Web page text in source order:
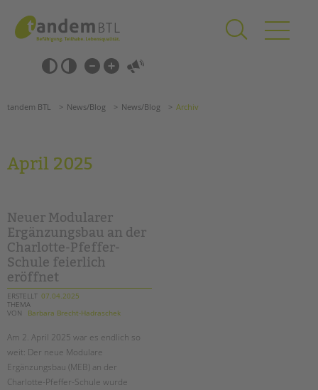
springen
Barrierefrei-
Einstellungen
überspringen
überspringen
Grundschulen
Förderzentren
Kollegs
EFöB
Schulbezogene Sozialarbeit
Tagesgruppen
HILFEN ZUR ERZIEHUNG
EINGLIEDERUNGSHILFE
BETREUTES WOHNEN
Suchen
tandem BTL News/Blog News/Blog Archiv
April 2025
Neuer Modularer
Ergänzungsbau an der
Charlotte-Pfeffer-
Schule feierlich
eröffnet
ERSTELLT 07.04.2025
THEMA
VON
Barbara Brecht-Hadraschek
Am 2. April 2025 war es endlich so
weit: Der neue Modulare
Ergänzungsbau (MEB) an der
Charlotte-Pfeffer-Schule wurde